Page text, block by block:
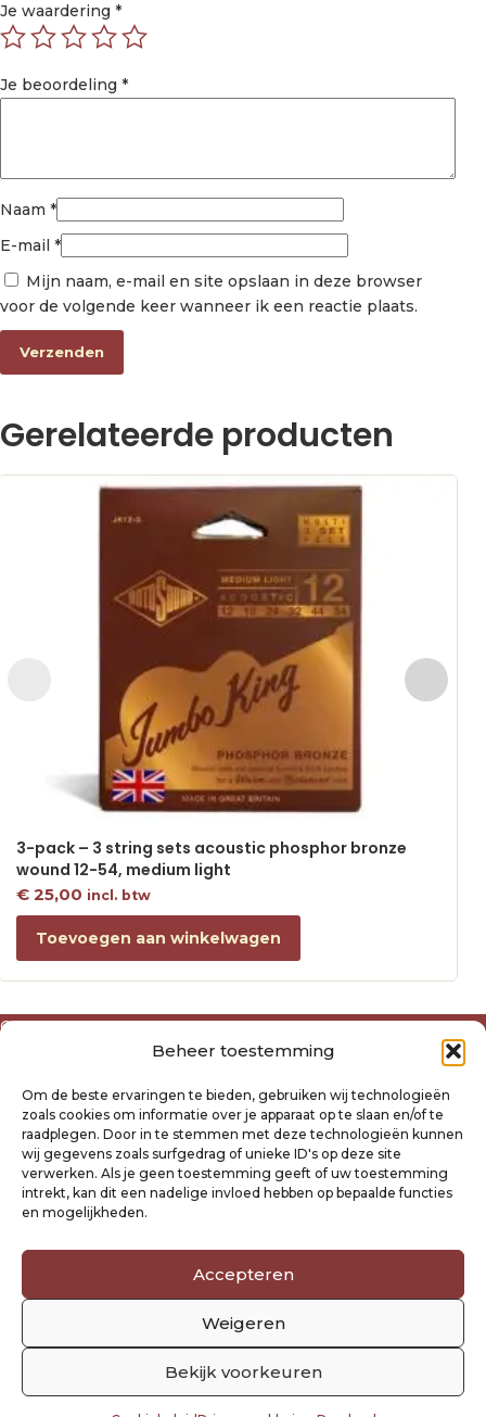
Beheer toestemming
Om de beste ervaringen te bieden, gebruiken wij technologieën
zoals cookies om informatie over je apparaat op te slaan en/of te
raadplegen. Door in te stemmen met deze technologieën kunnen
wij gegevens zoals surfgedrag of unieke ID's op deze site
verwerken. Als je geen toestemming geeft of uw toestemming
intrekt, kan dit een nadelige invloed hebben op bepaalde functies
en mogelijkheden.
Accepteren
Weigeren
Bekijk voorkeuren
Je waardering *
Je beoordeling *
Naam *
E-mail *
Mijn naam, e-mail en site opslaan in deze browser
voor de volgende keer wanneer ik een reactie plaats.
Gerelateerde producten
3-pack – 3 string sets acoustic phosphor bronze
wound 12-54, medium light
€25,00 incl. btw
Toevoegen aan winkelwagen
Over ons
Algemene voorwaarden
Privacyverklaring Raysland
Cookiebeleid
Mijn account
Klantenservice
Verzending- en retourbeleid
Volg ons